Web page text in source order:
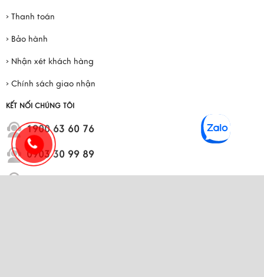
› Thanh toán
› Bảo hành
› Nhận xét khách hàng
› Chính sách giao nhận
KẾT NỐI CHÚNG TÔI
1900 63 60 76
0903 30 99 89